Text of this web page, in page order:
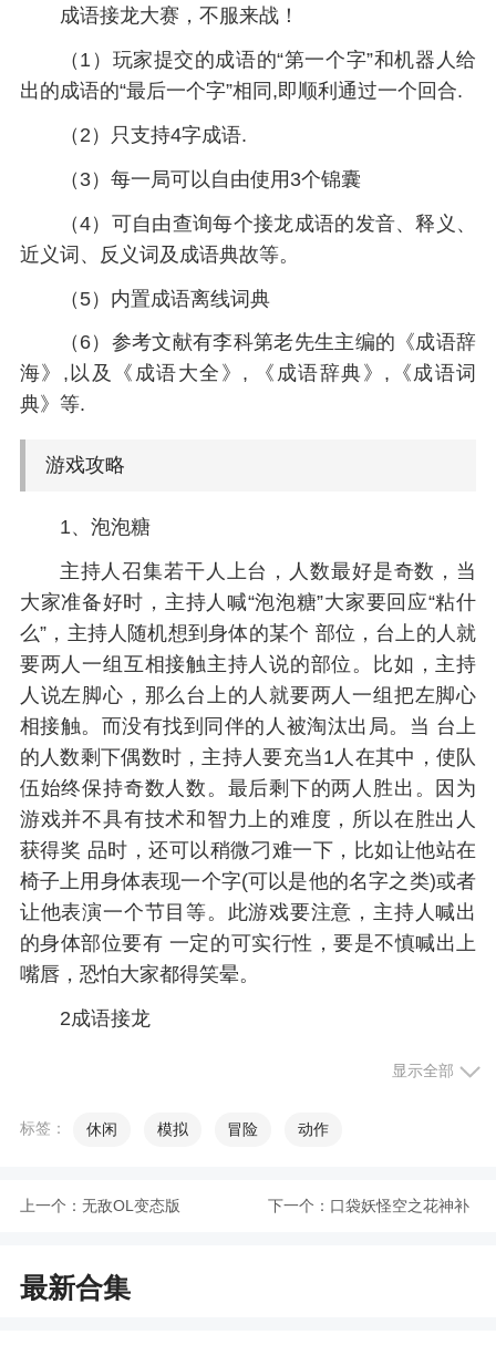
成语接龙大赛，不服来战！
（1）玩家提交的成语的“第一个字”和机器人给
出的成语的“最后一个字”相同,即顺利通过一个回合.
（2）只支持4字成语.
（3）每一局可以自由使用3个锦囊
（4）可自由查询每个接龙成语的发音、释义、
近义词、反义词及成语典故等。
（5）内置成语离线词典
（6）参考文献有李科第老先生主编的《成语辞
海》,以及《成语大全》, 《成语辞典》,《成语词
典》等.
游戏攻略
1、泡泡糖
主持人召集若干人上台，人数最好是奇数，当
大家准备好时，主持人喊“泡泡糖”大家要回应“粘什
么”，主持人随机想到身体的某个 部位，台上的人就
要两人一组互相接触主持人说的部位。比如，主持
人说左脚心，那么台上的人就要两人一组把左脚心
相接触。而没有找到同伴的人被淘汰出局。当 台上
的人数剩下偶数时，主持人要充当1人在其中，使队
伍始终保持奇数人数。最后剩下的两人胜出。因为
游戏并不具有技术和智力上的难度，所以在胜出人
获得奖 品时，还可以稍微刁难一下，比如让他站在
椅子上用身体表现一个字(可以是他的名字之类)或者
让他表演一个节目等。此游戏要注意，主持人喊出
的身体部位要有 一定的可实行性，要是不慎喊出上
嘴唇，恐怕大家都得笑晕。
2成语接龙
这个游戏的名字只是用来迷惑大家，而并不是
上写出5个成语，因为游戏题目叫成语接龙，所以大
语向台下观众读一遍。然后让每个人在5个成语前加
后、我的婚外恋”，这样连起 来就变成“我初恋时(第
显示全部
标签： 休闲 模拟 冒险 动作
上一个： 无敌OL变态版 下一个： 口袋妖怪空之花神补
最新合集